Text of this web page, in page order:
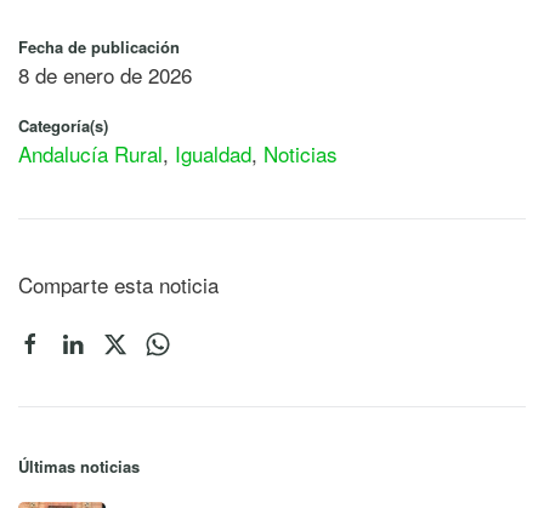
Fecha de publicación
8 de enero de 2026
Categoría(s)
Andalucía Rural, Igualdad, Noticias
Comparte esta noticia
Últimas noticias